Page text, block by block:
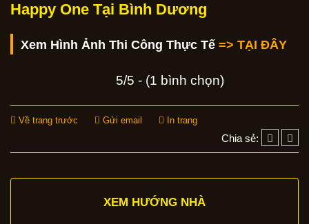
Happy One Tại Bình Dương
Xem Hình Ảnh Thi Công Thực Tế => TẠI ĐÂY
5/5 - (1 bình chọn)
Về trang trước Gửi email In trang
Chia sẻ:
XEM HƯỚNG NHÀ